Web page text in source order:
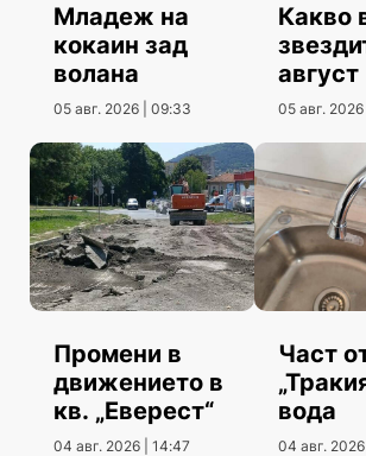
Младеж на
кокаин зад
волана
05 авг. 2026 | 09:33
Какво
август
05 авг.
Промени в
движението в
кв. „Еверест“
04 авг. 2026 | 14:47
Част
вода
04 авг.